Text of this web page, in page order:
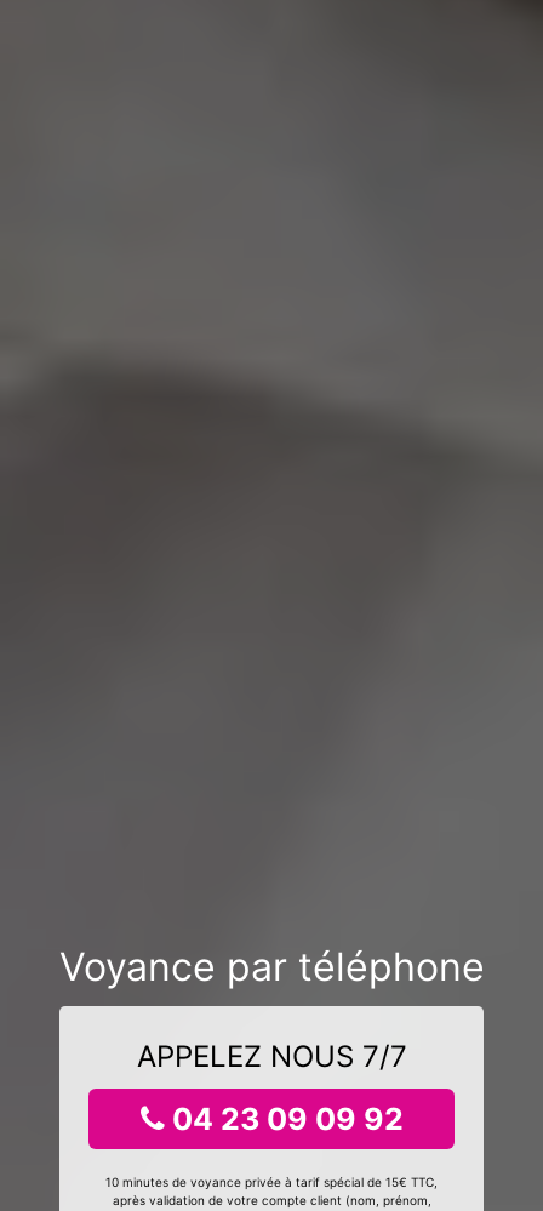
Voyance par téléphone
APPELEZ NOUS 7/7
04 23 09 09 92
10 minutes de voyance privée à tarif spécial de 15€ TTC,
après validation de votre compte client (nom, prénom,